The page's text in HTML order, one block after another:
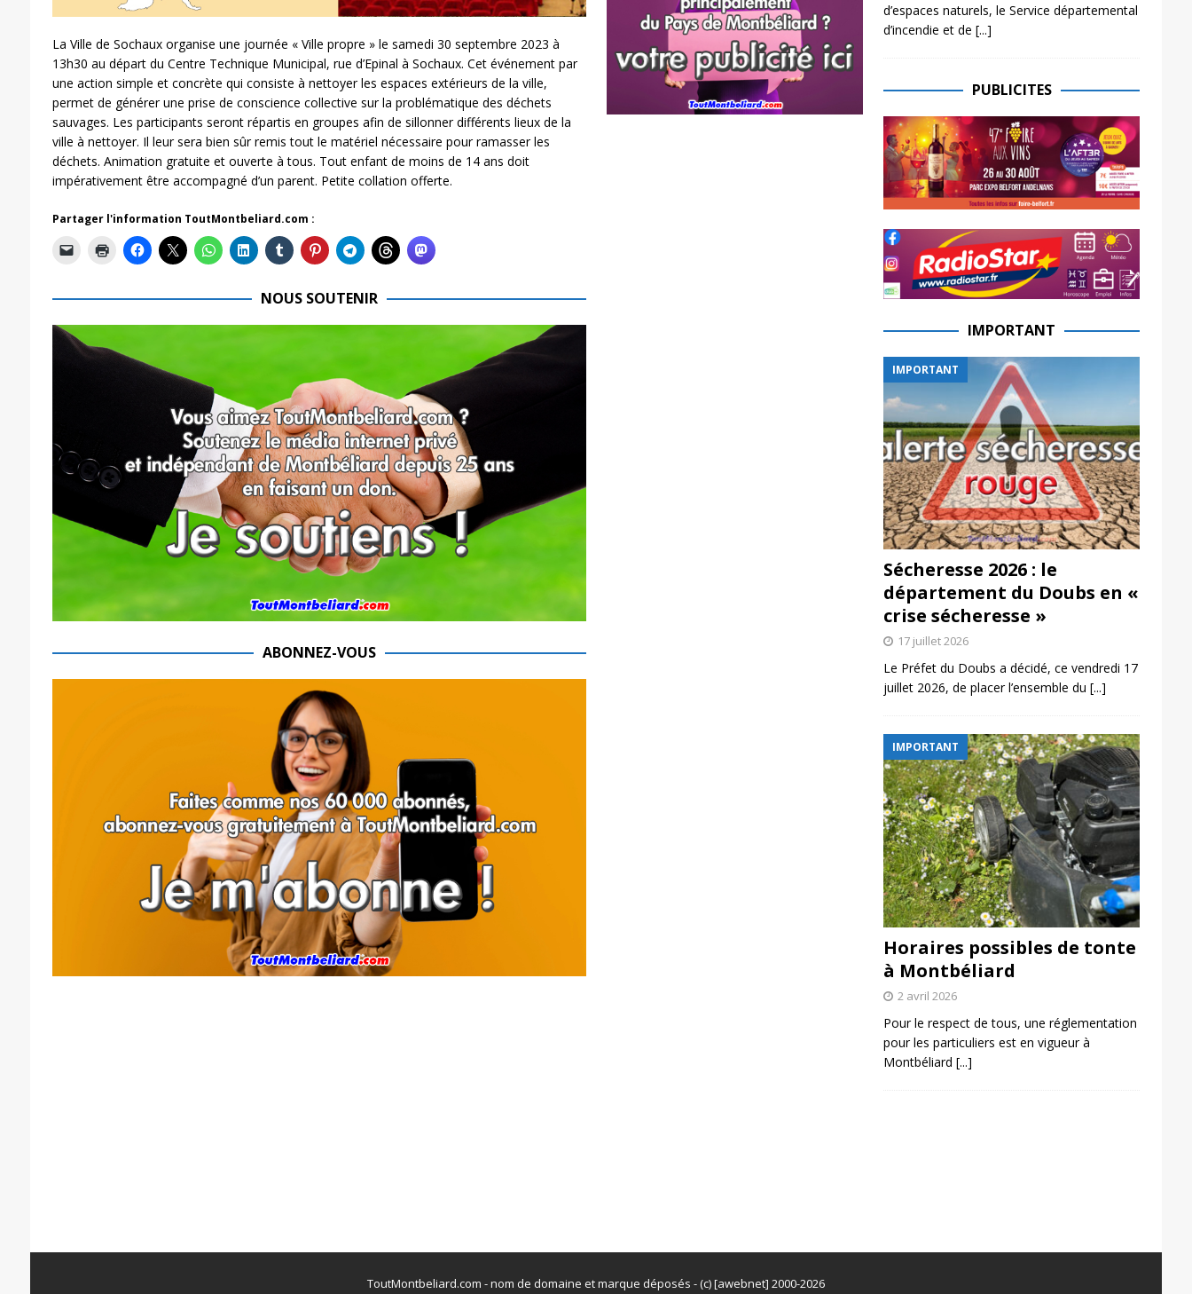
La Ville de Sochaux organise une journée « Ville propre » le samedi 30 septembre 2023 à
13h30 au départ du Centre Technique Municipal, rue d’Epinal à Sochaux. Cet événement par
une action simple et concrète qui consiste à nettoyer les espaces extérieurs de la ville,
permet de générer une prise de conscience collective sur la problématique des déchets
sauvages. Les participants seront répartis en groupes afin de sillonner différents lieux de la
ville à nettoyer. Il leur sera bien sûr remis tout le matériel nécessaire pour ramasser les
déchets. Animation gratuite et ouverte à tous. Tout enfant de moins de 14 ans doit
impérativement être accompagné d’un parent. Petite collation offerte.
Partager l'information ToutMontbeliard.com :
NOUS SOUTENIR
ABONNEZ-VOUS
d’espaces naturels, le Service départemental
d’incendie et de [...]
PUBLICITES
IMPORTANT
IMPORTANT
Sécheresse 2026 : le
département du Doubs en «
crise sécheresse »
17 juillet 2026
Le Préfet du Doubs a décidé, ce vendredi 17
juillet 2026, de placer l’ensemble du [...]
IMPORTANT
Horaires possibles de tonte
à Montbéliard
2 avril 2026
Pour le respect de tous, une réglementation
pour les particuliers est en vigueur à
Montbéliard [...]
ToutMontbeliard.com - nom de domaine et marque déposés - (c) [awebnet] 2000-2026